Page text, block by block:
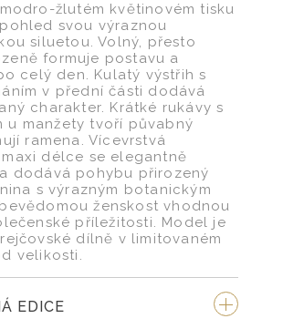
žlutém květinovém tisku
svou výraznou
siluetou. Volný, přesto
formuje postavu a
celý den. Kulatý výstřih s
v přední části dodává
charakter. Krátké rukávy s
u manžety tvoří půvabný
ramena. Vícevrstvá
délce se elegantně
dodává pohybu přirozený
s výrazným botanickým
ženskost vhodnou
příležitosti. Model je
dílně v limitovaném
velikosti.
EDICE